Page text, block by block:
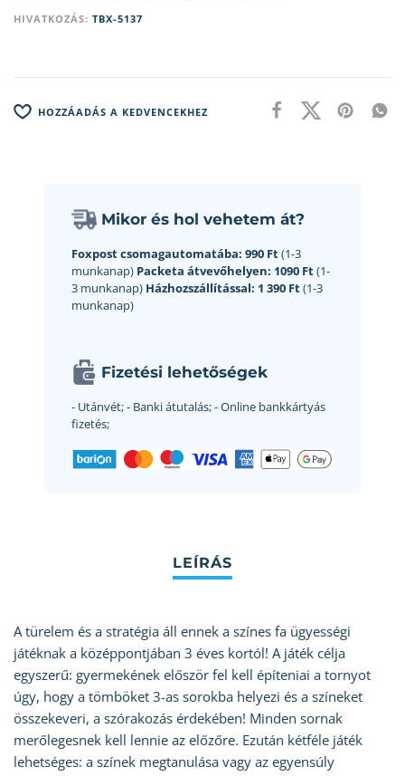
HIVATKOZÁS: TBX-5137
HOZZÁADÁS A KEDVENCEKHEZ
Mikor és hol vehetem át?
Foxpost csomagautomatába: 990 Ft(1-3
munkanap) Packeta átvevőhelyen: 1090 Ft(1-
3 munkanap) Házhozszállítással: 1 390 Ft(1-3
munkanap)
Fizetési lehetőségek
- Utánvét;- Banki átutalás;- Online bankkártyás
fizetés;
A türelem és a stratégia áll ennek a színes fa ügyességi
játéknak a középpontjában 3 éves kortól! A játék célja
egyszerű: gyermekének először fel kell építeniai a tornyot
úgy, hogy a tömböket 3-as sorokba helyezi és a színeket
összekeveri, a szórakozás érdekében! Minden sornak
merőlegesnek kell lennie az előzőre. Ezután kétféle játék
lehetséges: a színek megtanulása vagy az egyensúly